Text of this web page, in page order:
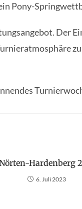
Pony-
Der
Hardenberg
6. Juli 2023